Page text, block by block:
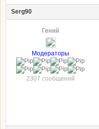
Serg90
Гений
Модераторы
2307 сообщений